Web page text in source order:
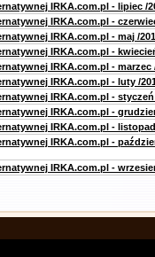
IRKA.com.pl - lipiec /
IRKA.com.pl -
IRKA.com.pl - maj /
IRKA.com.pl -
IRKA.com.pl - marzec
IRKA.com.pl - luty /
IRKA.com.pl - styczeń
IRKA.com.pl -
IRKA.com.pl - listopad
IRKA.com.pl -
IRKA.com.pl -